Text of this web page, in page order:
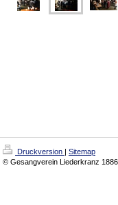
Druckversion | Sitemap
© Gesangverein Liederkranz